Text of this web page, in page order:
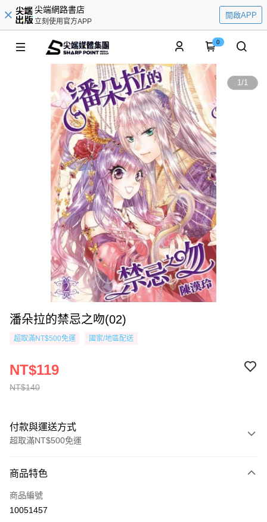
尖端網路書店
立刻使用官方APP
開啟APP
0
1/1
潘朵拉的禁忌之吻(02)
超取滿NT$500免運 國家/地區配送
NT$140
NT$119
付款與運送方式
超取滿NT$500免運
信用卡一次付款
超商取貨付款
商品特色
商品編號
10051457